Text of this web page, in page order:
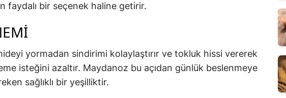
faydalı bir seçenek haline getirir.
yormadan sindirimi kolaylaştırır ve tokluk hissi vererek
isteğini azaltır. Maydanoz bu açıdan günlük beslenmeye
sağlıklı bir yeşilliktir.